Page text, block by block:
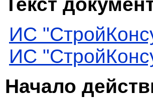
Текст
ИС
ИС
Начало